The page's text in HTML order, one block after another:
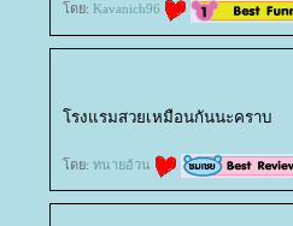
ดย: Kavanich96
รงแรมสวยเหมือนกันนะคราบ
ดย: ทนายอ้วน